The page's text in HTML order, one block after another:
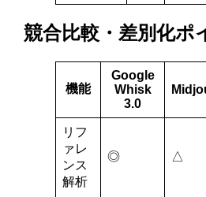
競合比較・差別化ポ
機能
Google
Whisk
3.0
リフ
ァレ
ンス
解析
◎ △